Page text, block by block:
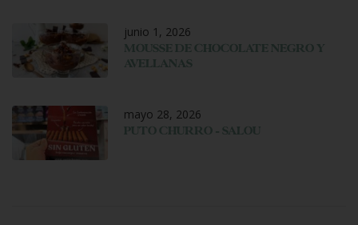
junio 1, 2026
MOUSSE DE CHOCOLATE NEGRO Y
AVELLANAS
mayo 28, 2026
PUTO CHURRO – SALOU